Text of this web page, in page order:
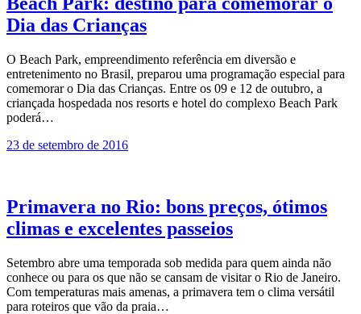
Dia das Crianças
O Beach Park, empreendimento referência em diversão e
entretenimento no Brasil, preparou uma programação especial para
comemorar o Dia das Crianças. Entre os 09 e 12 de outubro, a
criançada hospedada nos resorts e hotel do complexo Beach Park
poderá…
23 de setembro de 2016
Primavera no Rio: bons preços, ótimos
climas e excelentes passeios
Setembro abre uma temporada sob medida para quem ainda não
conhece ou para os que não se cansam de visitar o Rio de Janeiro.
Com temperaturas mais amenas, a primavera tem o clima versátil
para roteiros que vão da praia…